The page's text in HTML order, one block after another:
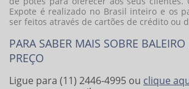
Expote é realizado no Brasil inteiro e os
ser feitos através de cartões de crédito ou
PARA SABER MAIS SOBRE BALEIRO
PREÇO
Ligue para (11) 2446-4995 ou clique